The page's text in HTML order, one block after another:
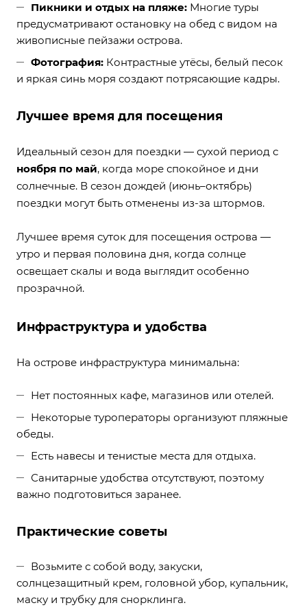
Пикники и отдых на пляже: Многие туры
предусматривают остановку на обед с видом на
живописные пейзажи острова.
Фотография: Контрастные утёсы, белый песок
и яркая синь моря создают потрясающие кадры.
Лучшее время для посещения
Идеальный сезон для поездки — сухой период с
ноября по май, когда море спокойное и дни
солнечные. В сезон дождей (июнь–октябрь)
поездки могут быть отменены из-за штормов.
Лучшее время суток для посещения острова —
утро и первая половина дня, когда солнце
освещает скалы и вода выглядит особенно
прозрачной.
Инфраструктура и удобства
На острове инфраструктура минимальна:
Нет постоянных кафе, магазинов или отелей.
Некоторые туроператоры организуют пляжные
обеды.
Есть навесы и тенистые места для отдыха.
Санитарные удобства отсутствуют, поэтому
важно подготовиться заранее.
Практические советы
Возьмите с собой воду, закуски,
солнцезащитный крем, головной убор, купальник,
маску и трубку для снорклинга.